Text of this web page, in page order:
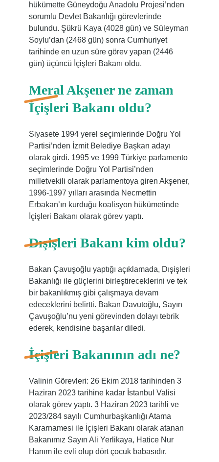
hükümette Güneydoğu Anadolu Projesi’nden
sorumlu Devlet Bakanlığı görevlerinde
bulundu. Şükrü Kaya (4028 gün) ve Süleyman
Soylu’dan (2468 gün) sonra Cumhuriyet
tarihinde en uzun süre görev yapan (2446
gün) üçüncü İçişleri Bakanı oldu.
Meral Akşener ne zaman
İçişleri Bakanı oldu?
Siyasete 1994 yerel seçimlerinde Doğru Yol
Partisi’nden İzmit Belediye Başkan adayı
olarak girdi. 1995 ve 1999 Türkiye parlamento
seçimlerinde Doğru Yol Partisi’nden
milletvekili olarak parlamentoya giren Akşener,
1996-1997 yılları arasında Necmettin
Erbakan’ın kurduğu koalisyon hükümetinde
İçişleri Bakanı olarak görev yaptı.
Dışişleri Bakanı kim oldu?
Bakan Çavuşoğlu yaptığı açıklamada, Dışişleri
Bakanlığı ile güçlerini birleştireceklerini ve tek
bir bakanlıkmış gibi çalışmaya devam
edeceklerini belirtti. Bakan Davutoğlu, Sayın
Çavuşoğlu’nu yeni görevinden dolayı tebrik
ederek, kendisine başarılar diledi.
İçişleri Bakanının adı ne?
Valinin Görevleri: 26 Ekim 2018 tarihinden 3
Haziran 2023 tarihine kadar İstanbul Valisi
olarak görev yaptı. 3 Haziran 2023 tarihli ve
2023/284 sayılı Cumhurbaşkanlığı Atama
Kararnamesi ile İçişleri Bakanı olarak atanan
Bakanımız Sayın Ali Yerlikaya, Hatice Nur
Hanım ile evli olup dört çocuk babasıdır.